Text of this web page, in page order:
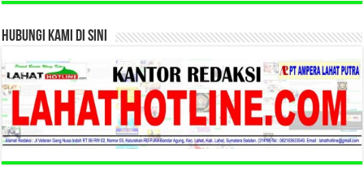
HUBUNGI KAMI DI SINI